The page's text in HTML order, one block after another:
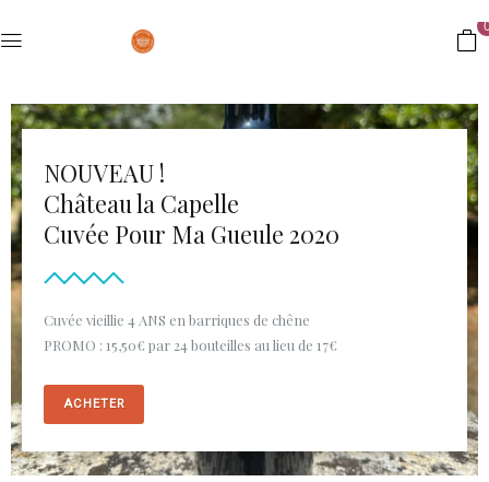
NOUVEAU !
Château la Capelle
Cuvée Pour Ma Gueule 2020
Cuvée vieillie 4 ANS en barriques de chêne
PROMO : 15,50€ par 24 bouteilles au lieu de 17€
ACHETER